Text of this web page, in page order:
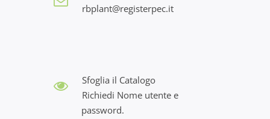
rbplant@registerpec.it
Sfoglia il Catalogo
Richiedi Nome utente e
password.